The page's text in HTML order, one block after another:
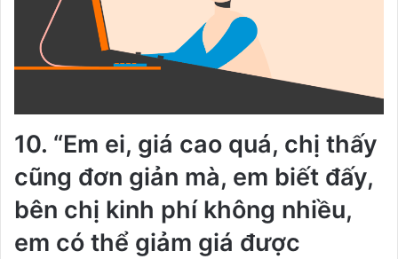
10. “Em ei, giá cao quá, chị thấy
cũng đơn giản mà, em biết đấy,
bên chị kinh phí không nhiều,
em có thể giảm giá được